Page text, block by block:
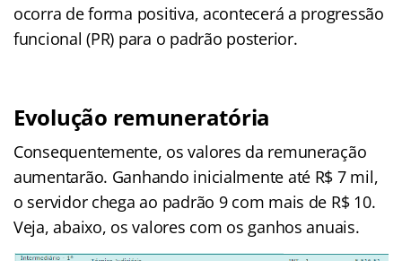
ocorra de forma positiva, acontecerá a progressão
funcional (PR) para o padrão posterior.
Evolução remuneratória
Consequentemente, os valores da remuneração
aumentarão. Ganhando inicialmente até R$ 7 mil,
o servidor chega ao padrão 9 com mais de R$ 10.
Veja, abaixo, os valores com os ganhos anuais.